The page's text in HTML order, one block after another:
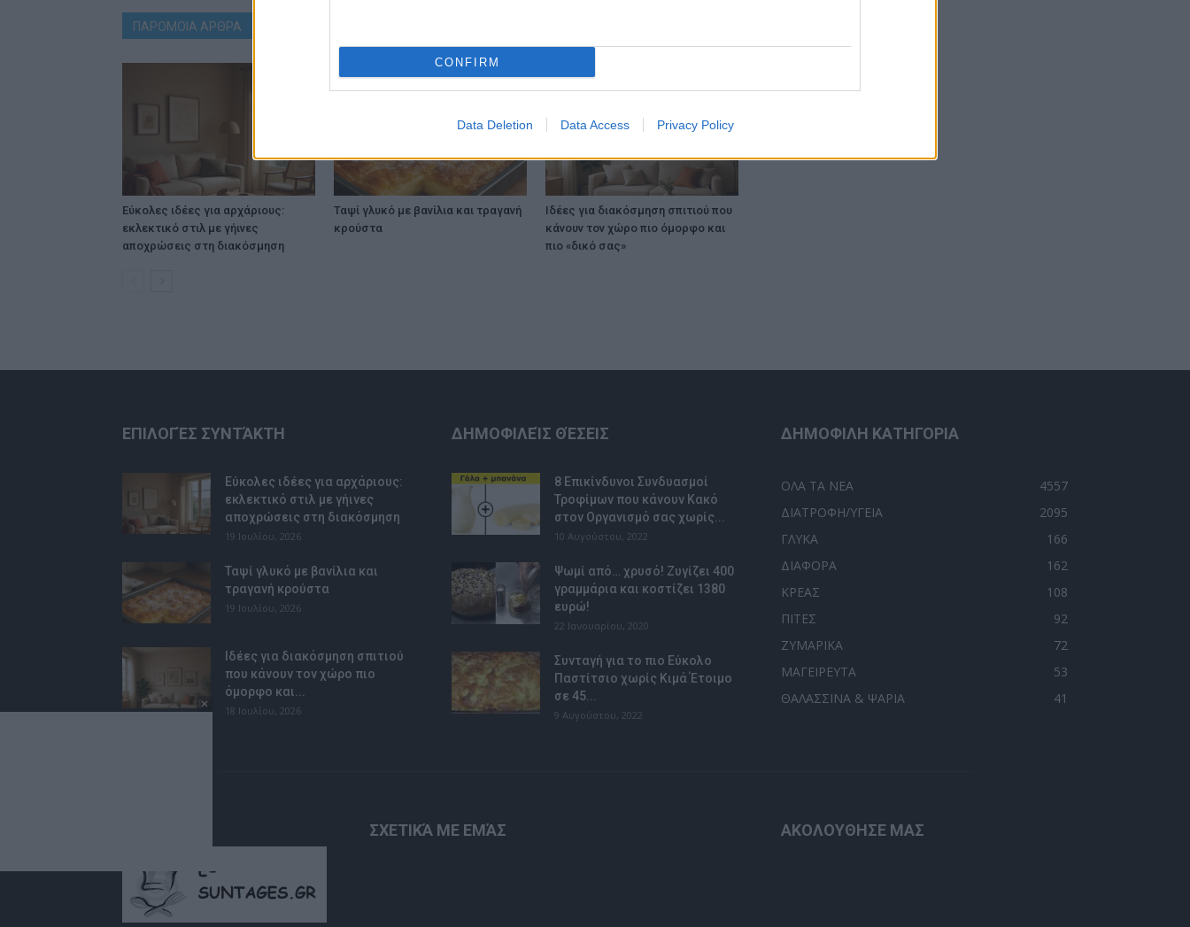
CONFIRM
Data Deletion Data Access Privacy Policy
ΠΑΡΟΜΟΙΑ ΑΡΘΡΑ
Εύκολες ιδέες για αρχάριους:
εκλεκτικό στιλ με γήινες
αποχρώσεις στη διακόσμηση
Ταψί γλυκό με βανίλια και τραγανή
κρούστα
Ιδέες για διακόσμηση σπιτιού που
κάνουν τον χώρο πιο όμορφο και
πιο «δικό σας»
ΕΠΙΛΟΓΈΣ ΣΥΝΤΆΚΤΗ
Εύκολες ιδέες για αρχάριους:
εκλεκτικό στιλ με γήινες
αποχρώσεις στη διακόσμηση
19 Ιουλίου, 2026
Ταψί γλυκό με βανίλια και
τραγανή κρούστα
19 Ιουλίου, 2026
Ιδέες για διακόσμηση σπιτιού
που κάνουν τον χώρο πιο
όμορφο και...
18 Ιουλίου, 2026
ΔΗΜΟΦΙΛΕΊΣ ΘΈΣΕΙΣ
8 Επικίνδυνοι Συνδυασμοί
Τροφίμων που κάνουν Κακό
στον Οργανισμό σας χωρίς...
10 Αυγούστου, 2022
Ψωμί από… χρυσό! Ζυγίζει 400
γραμμάρια και κοστίζει 1380
ευρώ!
22 Ιανουαρίου, 2020
Συνταγή για το πιο Εύκολο
Παστίτσιο χωρίς Κιμά Έτοιμο
σε 45...
9 Αυγούστου, 2022
ΔΗΜΟΦΙΛΗ ΚΑΤΗΓΟΡΙΑ
ΟΛΑ ΤΑ ΝΕΑ
4557
ΔΙΑΤΡΟΦΗ/ΥΓΕΙΑ
2095
ΓΛΥΚΑ
166
ΔΙΑΦΟΡΑ
162
ΚΡΕΑΣ
108
ΠΙΤΕΣ
92
ΖΥΜΑΡΙΚΑ
72
ΜΑΓΕΙΡΕΥΤΑ
53
ΘΑΛΑΣΣΙΝΑ & ΨΑΡΙΑ
41
ΣΧΕΤΙΚΆ ΜΕ ΕΜΆΣ ΑΚΟΛΟΥΘΗΣΕ ΜΑΣ